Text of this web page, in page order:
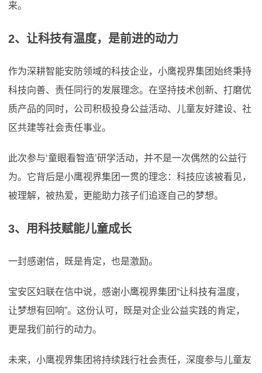
来。
2、让科技有温度，是前进的动力
作为深耕智能安防领域的科技企业，小鹰视界集团始终秉持
科技向善、责任同行的发展理念。在坚持技术创新、打磨优
质产品的同时，公司积极投身公益活动、儿童友好建设、社
区共建等社会责任事业。
此次参与‘童眼看智造’研学活动，并不是一次偶然的公益行
为。它背后是小鹰视界集团一贯的理念：科技应该被看见，
被理解，被热爱，更能助力孩子们追逐自己的梦想。
3、用科技赋能儿童成长
一封感谢信，既是肯定，也是激励。
宝安区妇联在信中说，感谢小鹰视界集团“让科技有温度，
让梦想有回响”。这份认可，既是对企业公益实践的肯定，
更是我们前行的动力。
未来，小鹰视界集团将持续践行社会责任，深度参与儿童友